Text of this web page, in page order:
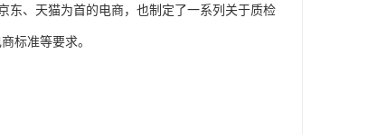
东、天猫为首的电商，也制定了一系列关于质检
标准等要求。